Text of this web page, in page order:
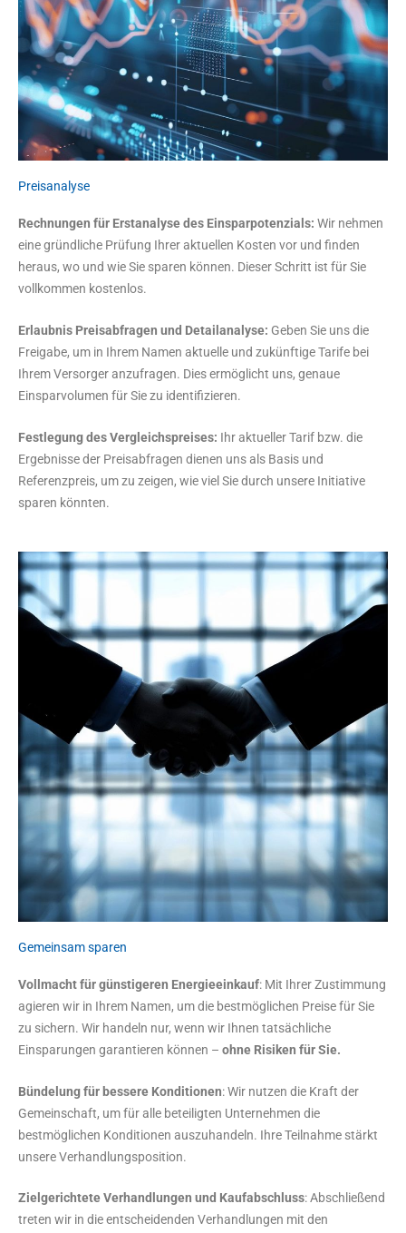
Preisanalyse
Rechnungen für Erstanalyse des Einsparpotenzials: Wir nehmen
eine gründliche Prüfung Ihrer aktuellen Kosten vor und finden
heraus, wo und wie Sie sparen können. Dieser Schritt ist für Sie
vollkommen kostenlos.
Erlaubnis Preisabfragen und Detailanalyse: Geben Sie uns die
Freigabe, um in Ihrem Namen aktuelle und zukünftige Tarife bei
Ihrem Versorger anzufragen. Dies ermöglicht uns, genaue
Einsparvolumen für Sie zu identifizieren.
Festlegung des Vergleichspreises: Ihr aktueller Tarif bzw. die
Ergebnisse der Preisabfragen dienen uns als Basis und
Referenzpreis, um zu zeigen, wie viel Sie durch unsere Initiative
sparen könnten.
Gemeinsam sparen
Vollmacht für günstigeren Energieeinkauf: Mit Ihrer Zustimmung
agieren wir in Ihrem Namen, um die bestmöglichen Preise für Sie
zu sichern. Wir handeln nur, wenn wir Ihnen tatsächliche
Einsparungen garantieren können – ohne Risiken für Sie.
Bündelung für bessere Konditionen: Wir nutzen die Kraft der
Gemeinschaft, um für alle beteiligten Unternehmen die
bestmöglichen Konditionen auszuhandeln. Ihre Teilnahme stärkt
unsere Verhandlungsposition.
Zielgerichtete Verhandlungen und Kaufabschluss: Abschließend
treten wir in die entscheidenden Verhandlungen mit den